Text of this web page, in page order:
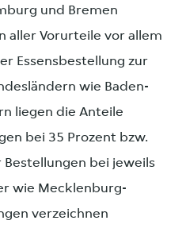
und Bremen
aller Vorurteile vor allem
Essensbestellung zur
wie Baden-
liegen die Anteile
bei 35 Prozent bzw.
bei jeweils
wie Mecklenburg-
verzeichnen